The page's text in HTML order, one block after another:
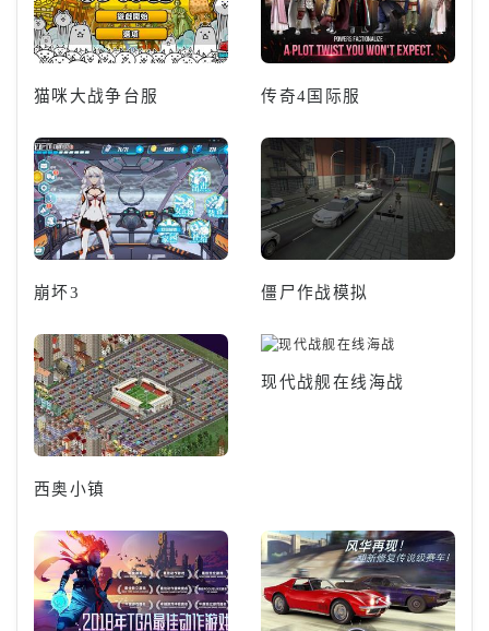
猫咪大战争台服 传奇4国际服
崩坏3 僵尸作战模拟
西奥小镇
现代战舰在线海战